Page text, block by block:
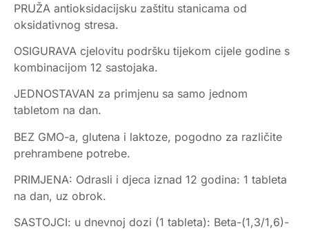
PRUŽA antioksidacijsku zaštitu stanicama od
oksidativnog stresa.
OSIGURAVA cjelovitu podršku tijekom cijele godine s
kombinacijom 12 sastojaka.
JEDNOSTAVAN za primjenu sa samo jednom
tabletom na dan.
BEZ GMO-a, glutena i laktoze, pogodno za različite
prehrambene potrebe.
PRIMJENA: Odrasli i djeca iznad 12 godina: 1 tableta
na dan, uz obrok.
SASTOJCI: u dnevnoj dozi (1 tableta): Beta-(1,3/1,6)-